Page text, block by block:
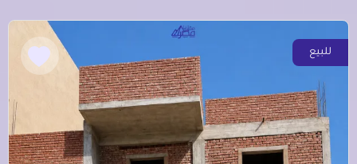
للبيع